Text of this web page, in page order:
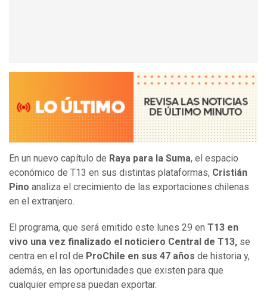
En un nuevo capítulo de Raya para la Suma, el espacio
económico de T13 en sus distintas plataformas, Cristián
Pino analiza el crecimiento de las exportaciones chilenas
en el extranjero.
El programa, que será emitido este lunes 29 en T13 en
vivo una vez finalizado el noticiero Central de T13, se
centra en el rol de ProChile en sus 47 años de historia y,
además, en las oportunidades que existen para que
cualquier empresa puedan exportar.